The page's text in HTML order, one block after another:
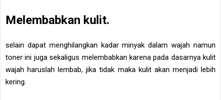
Melembabkan kulit.
selain dapat menghilangkan kadar minyak dalam wajah namun
toner ini juga sekaligus melembabkan karena pada dasarnya kulit
wajah haruslah lembab, jika tidak maka kulit akan menjadi lebih
kering.